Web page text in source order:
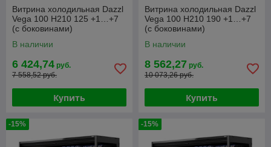
Витрина холодильная Dazzl
Vega 100 H210 125 +1…+7
(с боковинами)
В наличии
6 424,74 руб.
7 558,52 руб.
Купить
Витрина холодильная Dazzl
Vega 100 H210 190 +1…+7
(с боковинами)
В наличии
8 562,27 руб.
10 073,26 руб.
Купить
-15% -15%